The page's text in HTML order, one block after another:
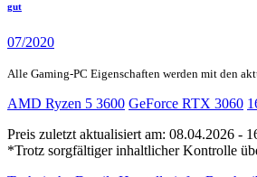
gut
07/2020
Alle Gaming-PC Eigenschaften werden mit den
AMD Ryzen 5 3600 GeForce RTX 3060
Preis zuletzt aktualisiert am: 08.04.2026 -
*Trotz sorgfältiger inhaltlicher Kontrolle